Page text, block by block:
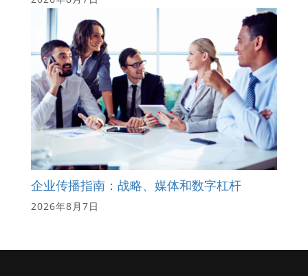
企业传播指南：战略、媒体和数字杠杆
2026年8月7日